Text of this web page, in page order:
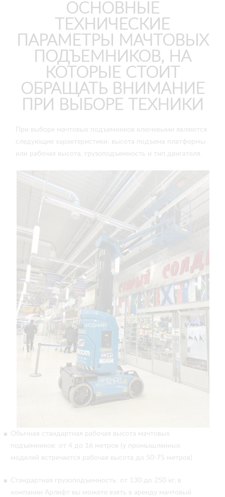
ОСНОВНЫЕ
ТЕХНИЧЕСКИЕ
ПАРАМЕТРЫ МАЧТОВЫХ
ПОДЪЕМНИКОВ, НА
КОТОРЫЕ СТОИТ
ОБРАЩАТЬ ВНИМАНИЕ
ПРИ ВЫБОРЕ ТЕХНИКИ
При выборе мачтовых подъемников ключевыми являются
следующие характеристики: высота подъема платформы
или рабочая высота, грузоподъемность и тип двигателя.
Обычная стандартная рабочая высота мачтовых
подъемников: от 4 до 16 метров (у промышленных
моделей встречается рабочая высота до 50-75 метров)
Стандартная грузоподъемность: от 130 до 250 кг, в
компании Арлифт вы можете взять в аренду мачтовый